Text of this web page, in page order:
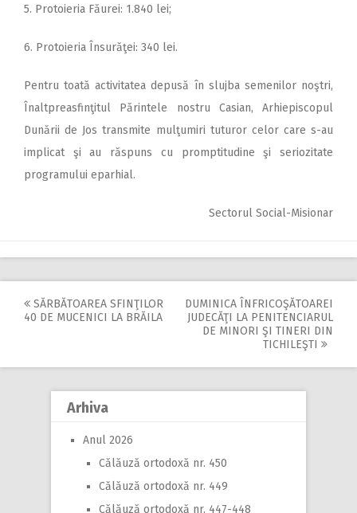
5. Protoieria Făurei: 1.840 lei;
6. Protoieria Însurăţei: 340 lei.
Pentru toată activitatea depusă în slujba semenilor noştri,
Înaltpreasfinţitul Părintele nostru Casian, Arhiepiscopul
Dunării de Jos transmite mulţumiri tuturor celor care s-au
implicat şi au răspuns cu promptitudine şi seriozitate
programului eparhial.
Sectorul Social-Misionar
Post
SĂRBĂTOAREA SFINŢILOR
40 DE MUCENICI LA BRĂILA
DUMINICA ÎNFRICOŞĂTOAREI
JUDECĂŢI LA PENITENCIARUL
DE MINORI ŞI TINERI DIN
TICHILEŞTI
Arhiva
Anul 2026
Călăuză ortodoxă nr. 450
Călăuză ortodoxă nr. 449
Călăuză ortodoxă nr. 447-448